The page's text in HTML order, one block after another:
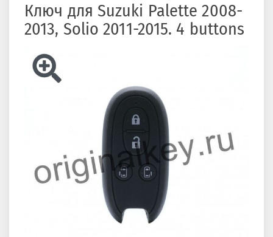
Ключ для Suzuki Palette 2008-
2013, Solio 2011-2015. 4 buttons